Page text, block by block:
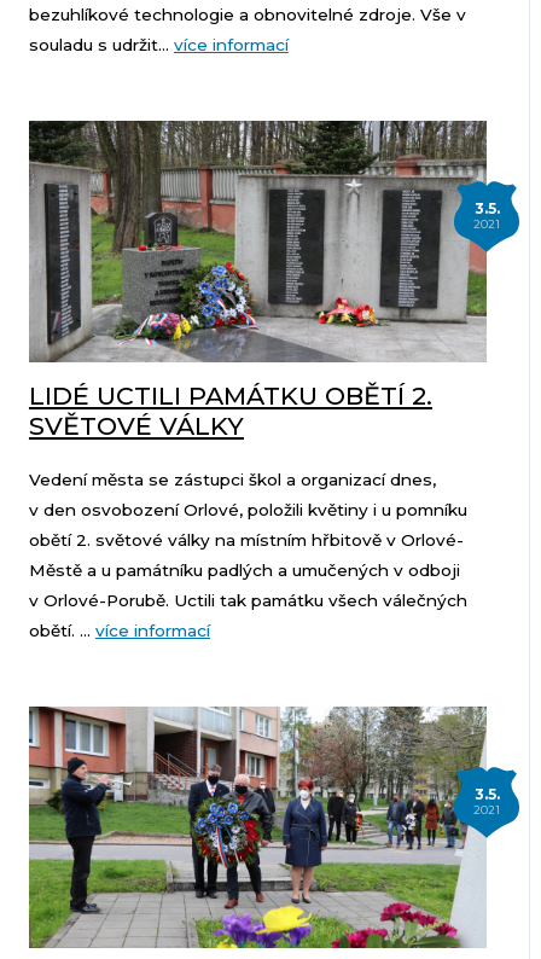
bezuhlíkové technologie a obnovitelné zdroje. Vše v
souladu s udržit... více informací
3.5.
2021
LIDÉ UCTILI PAMÁTKU OBĚTÍ 2.
SVĚTOVÉ VÁLKY
Vedení města se zástupci škol a organizací dnes,
v den osvobození Orlové, položili květiny i u pomníku
obětí 2. světové války na místním hřbitově v Orlové-
Městě a u památníku padlých a umučených v odboji
v Orlové-Porubě. Uctili tak památku všech válečných
obětí. ... více informací
3.5.
2021